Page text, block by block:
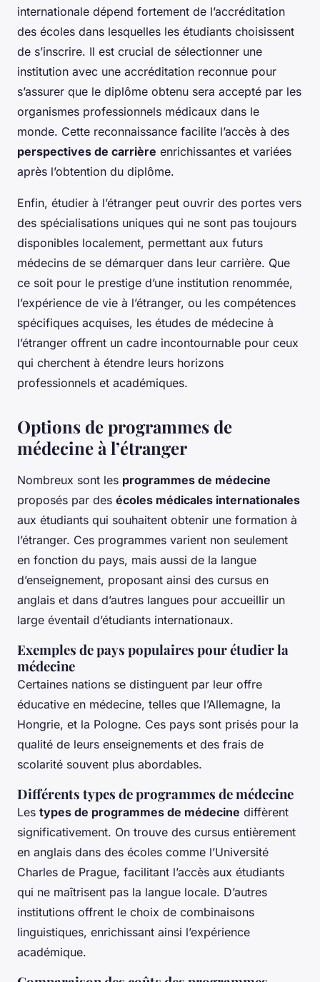
internationale dépend fortement de l’accréditation
des écoles dans lesquelles les étudiants choisissent
de s’inscrire. Il est crucial de sélectionner une
institution avec une accréditation reconnue pour
s’assurer que le diplôme obtenu sera accepté par les
organismes professionnels médicaux dans le
monde. Cette reconnaissance facilite l’accès à des
perspectives de carrière enrichissantes et variées
après l’obtention du diplôme.
Enfin, étudier à l’étranger peut ouvrir des portes vers
des spécialisations uniques qui ne sont pas toujours
disponibles localement, permettant aux futurs
médecins de se démarquer dans leur carrière. Que
ce soit pour le prestige d’une institution renommée,
l’expérience de vie à l’étranger, ou les compétences
spécifiques acquises, les études de médecine à
l’étranger offrent un cadre incontournable pour ceux
qui cherchent à étendre leurs horizons
professionnels et académiques.
Options de programmes de
médecine à l’étranger
Nombreux sont les programmes de médecine
proposés par des écoles médicales internationales
aux étudiants qui souhaitent obtenir une formation à
l’étranger. Ces programmes varient non seulement
en fonction du pays, mais aussi de la langue
d’enseignement, proposant ainsi des cursus en
anglais et dans d’autres langues pour accueillir un
large éventail d’étudiants internationaux.
Exemples de pays populaires pour étudier la
médecine
Certaines nations se distinguent par leur offre
éducative en médecine, telles que l’Allemagne, la
Hongrie, et la Pologne. Ces pays sont prisés pour la
qualité de leurs enseignements et des frais de
scolarité souvent plus abordables.
Différents types de programmes de médecine
Les types de programmes de médecine diffèrent
significativement. On trouve des cursus entièrement
en anglais dans des écoles comme l’Université
Charles de Prague, facilitant l’accès aux étudiants
qui ne maîtrisent pas la langue locale. D’autres
institutions offrent le choix de combinaisons
linguistiques, enrichissant ainsi l’expérience
académique.